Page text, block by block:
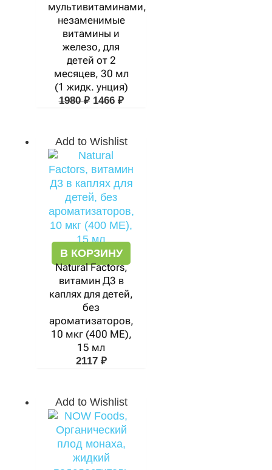
мультивитаминами,
незаменимые
витамины и
железо, для
детей от 2
месяцев, 30 мл
(1 жидк. унция)
1980₽ 1466 ₽
Add to Wishlist
В КОРЗИНУ
Natural Factors,
витамин Д3 в
каплях для детей,
без
ароматизаторов,
10 мкг (400 МЕ),
15 мл
2117 ₽
Add to Wishlist